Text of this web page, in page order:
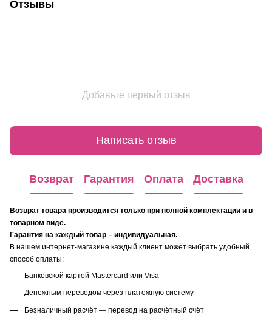
Отзывы
Добавьте первый отзыв
Написать отзыв
Возврат Гарантия Оплата Доставка
Возврат товара производится только при полной комплектации и в
товарном виде.
Гарантия на каждый товар – индивидуальная.
В нашем интернет-магазине каждый клиент может выбрать удобный
способ оплаты:
Банковской картой Mastercard или Visa
Денежным переводом через платёжную систему
Безналичный расчёт — перевод на расчётный счёт